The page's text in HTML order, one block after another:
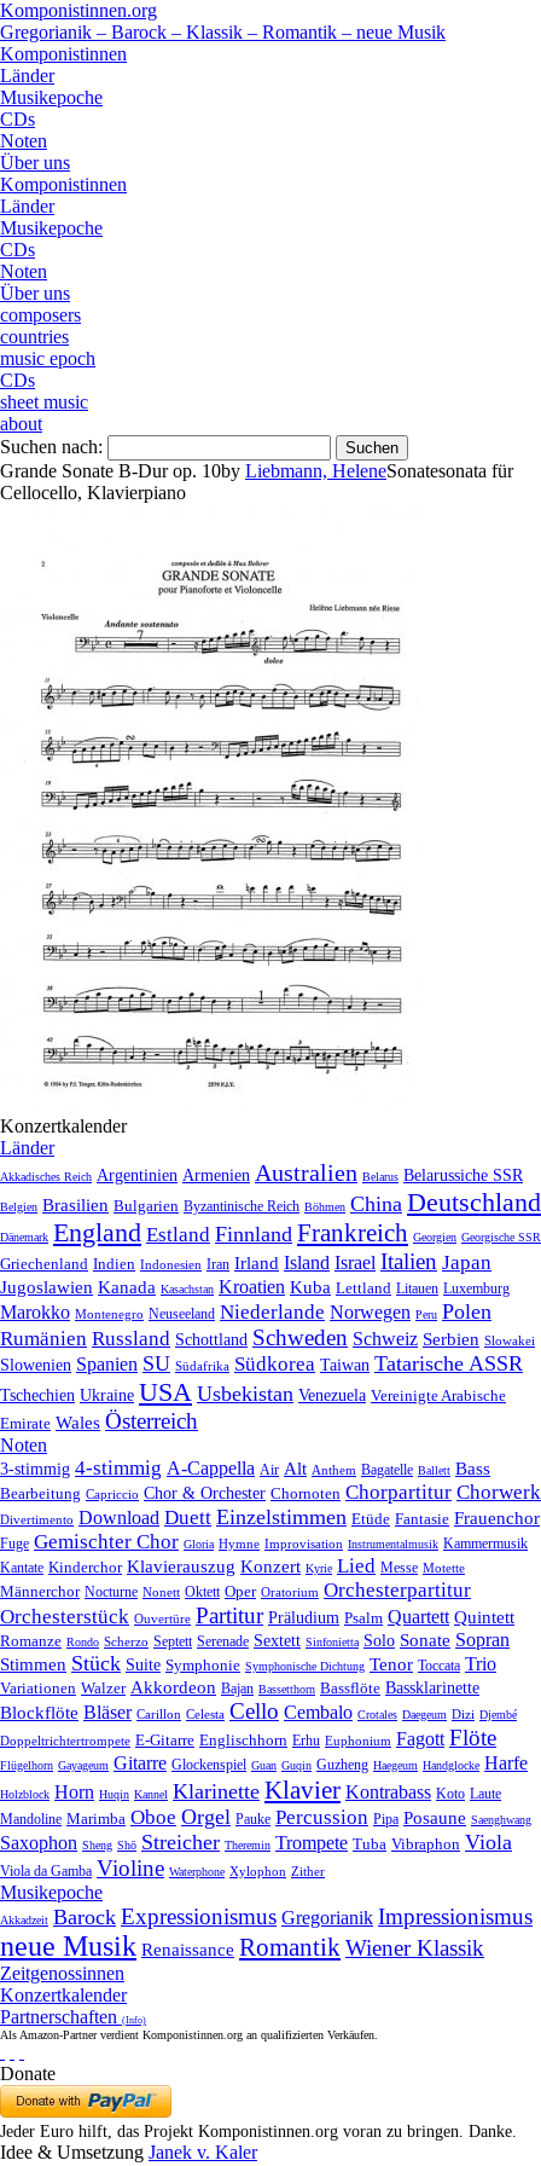
Komponistinnen.org
Gregorianik – Barock – Klassik – Romantik – neue Musik
Komponistinnen
Länder
Musikepoche
CDs
Noten
Über uns
Komponistinnen
Länder
Musikepoche
CDs
Noten
Über uns
composers
countries
music epoch
CDs
sheet music
about
Suchen nach:
Grande Sonate B-Dur op. 10by Liebmann, HeleneSonatesonata für
Cellocello, Klavierpiano
Konzertkalender
Länder
Akkadisches Reich Argentinien Armenien Australien Belarus Belarussiche SSR
Belgien Brasilien Bulgarien Byzantinische Reich Böhmen China Deutschland
Dänemark England Estland Finnland Frankreich Georgien Georgische SSR
Griechenland Indien Indonesien Iran Irland Island Israel Italien Japan
Jugoslawien Kanada Kasachstan Kroatien Kuba Lettland Litauen Luxemburg
Marokko Montenegro Neuseeland Niederlande Norwegen Peru Polen
Rumänien Russland Schottland Schweden Schweiz Serbien Slowakei
Slowenien Spanien SU Südafrika Südkorea Taiwan Tatarische ASSR
Tschechien Ukraine USA Usbekistan Venezuela Vereinigte Arabische
Emirate Wales Österreich
Noten
3-stimmig 4-stimmig A-Cappella Air Alt Anthem Bagatelle Ballett Bass
Bearbeitung Capriccio Chor & Orchester Chornoten Chorpartitur Chorwerk
Divertimento Download Duett Einzelstimmen Etüde Fantasie Frauenchor
Fuge Gemischter Chor Gloria Hymne Improvisation Instrumentalmusik Kammermusik
Kantate Kinderchor Klavierauszug Konzert Kyrie Lied Messe Motette
Männerchor Nocturne Nonett Oktett Oper Oratorium Orchesterpartitur
Orchesterstück Ouvertüre Partitur Präludium Psalm Quartett Quintett
Romanze Rondo Scherzo Septett Serenade Sextett Sinfonietta Solo Sonate Sopran
Stimmen Stück Suite Symphonie Symphonische Dichtung Tenor Toccata Trio
Variationen Walzer Akkordeon Bajan Bassetthorn Bassflöte Bassklarinette
Blockflöte Bläser Carillon Celesta Cello Cembalo Crotales Daegeum Dizi Djembé
Doppeltrichtertrompete E-Gitarre Englischhorn Erhu Euphonium Fagott Flöte
Flügelhorn Gayageum Gitarre Glockenspiel Guan Guqin Guzheng Haegeum Handglocke Harfe
Holzblock Horn Huqin Kannel Klarinette Klavier Kontrabass Koto Laute
Mandoline Marimba Oboe Orgel Pauke Percussion Pipa Posaune Saenghwang
Saxophon Sheng Shō Streicher Theremin Trompete Tuba Vibraphon Viola
Viola da Gamba Violine Waterphone Xylophon Zither
Musikepoche
Akkadzeit Barock Expressionismus Gregorianik Impressionismus
neue Musik Renaissance RomantikWiener Klassik
Zeitgenossinnen
Konzertkalender
Partnerschaften (Info)
Als Amazon-Partner verdient Komponistinnen.org an qualifizierten Verkäufen.
Donate
Jeder Euro hilft, das Projekt Komponistinnen.org voran zu bringen. Danke.
Idee & Umsetzung Janek v. Kaler